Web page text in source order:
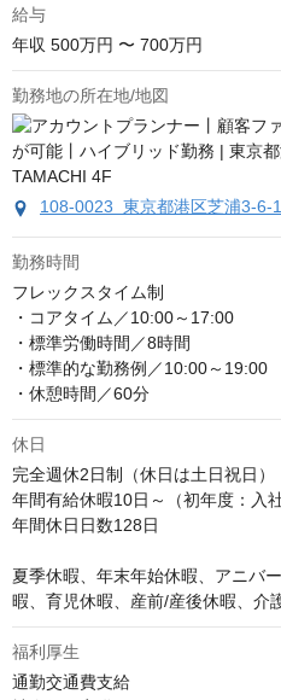
給与
年収 500万円 〜 700万円
勤務地の所在地/地図
108-0023 東京都港区芝浦3-6-
勤務時間
フレックスタイム制
・コアタイム／10:00～17:00
・標準労働時間／8時間
・標準的な勤務例／10:00～19:00
・休憩時間／60分
休日
完全週休2日制（休日は土日祝日）
年間有給休暇10日～（初年度：入
年間休日日数128日
夏季休暇、年末年始休暇、アニバ
暇、育児休暇、産前/産後休暇、介
福利厚生
通勤交通費支給